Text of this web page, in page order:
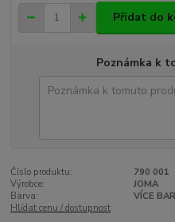
Přidat do
Poznámka k
Číslo produktu:
790 001
Výrobce:
JOMA
Barva:
VÍCE
Hlídat cenu / dostupnost